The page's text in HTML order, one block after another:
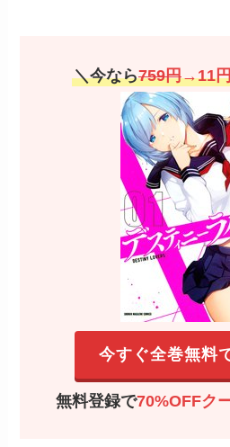
＼今なら759円→11
今すぐ全巻無料
無料登録で70%OFFク